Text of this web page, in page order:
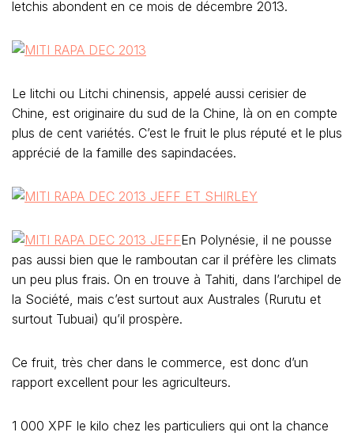
letchis abondent en ce mois de décembre 2013.
Le litchi ou Litchi chinensis, appelé aussi cerisier de
Chine, est originaire du sud de la Chine, là on en compte
plus de cent variétés. C’est le fruit le plus réputé et le plus
apprécié de la famille des sapindacées.
En Polynésie, il ne pousse
pas aussi bien que le ramboutan car il préfère les climats
un peu plus frais. On en trouve à Tahiti, dans l’archipel de
la Société, mais c’est surtout aux Australes (Rurutu et
surtout Tubuai) qu’il prospère.
Ce fruit, très cher dans le commerce, est donc d’un
rapport excellent pour les agriculteurs.
1 000 XPF le kilo chez les particuliers qui ont la chance